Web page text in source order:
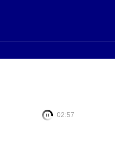
02:57